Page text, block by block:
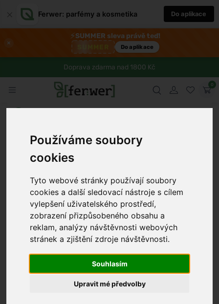
Používáme soubory
cookies
Tyto webové stránky používají soubory
cookies a další sledovací nástroje s cílem
vylepšení uživatelského prostředí,
zobrazení přizpůsobeného obsahu a
reklam, analýzy návštěvnosti webových
stránek a zjištění zdroje návštěvnosti.
Souhlasím
Upravit mé předvolby
Ferwer: parfémy a kosmetika Do aplikace
×
⚡SUMMER sleva právě teď!
Do aplikace
Doprava zdarma nad 1800 Kč
0